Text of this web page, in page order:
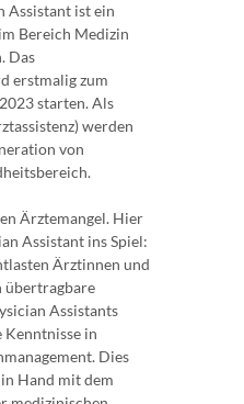
Assistant ist ein
Bereich Medizin
Das
erstmalig zum
starten. Als
werden
von
Ärztemangel. Hier
Assistant ins Spiel:
Ärztinnen und
übertragbare
Assistants
in
Dies
Hand mit dem